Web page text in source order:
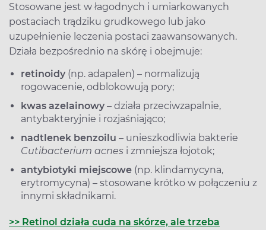
Stosowane jest w łagodnych i umiarkowanych
postaciach trądziku grudkowego lub jako
uzupełnienie leczenia postaci zaawansowanych.
Działa bezpośrednio na skórę i obejmuje:
retinoidy (np. adapalen) – normalizują
rogowacenie, odblokowują pory;
kwas azelainowy – działa przeciwzapalnie,
antybakteryjnie i rozjaśniająco;
nadtlenek benzoilu – unieszkodliwia bakterie
Cutibacterium acnes i zmniejsza łojotok;
antybiotyki miejscowe (np. klindamycyna,
erytromycyna) – stosowane krótko w połączeniu z
innymi składnikami.
>> Retinol działa cuda na skórze, ale trzeba